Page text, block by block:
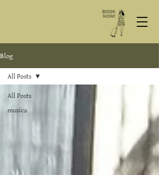
Blog
All Posts
musica
All Posts